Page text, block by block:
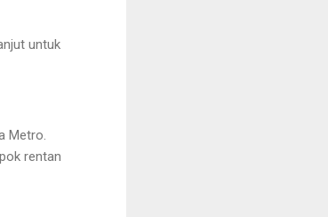
untuk
Metro.
rentan